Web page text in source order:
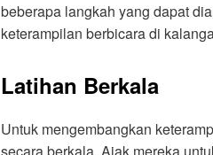
beberapa langkah yang dapat
keterampilan berbicara di
Latihan Berkala
Untuk mengembangkan
secara berkala. Ajak mereka